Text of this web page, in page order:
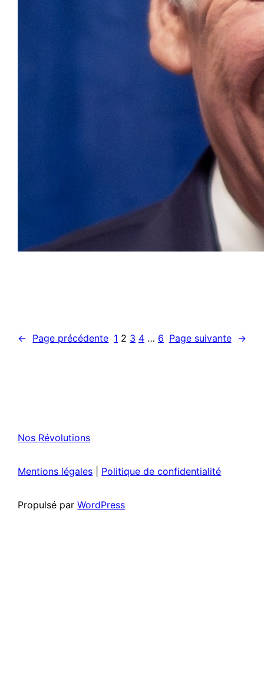
← Page précédente 1 2 3 4 … 6 Page suivante →
Nos Révolutions
Mentions légales Politique de confidentialité
Propulsé parWordPress